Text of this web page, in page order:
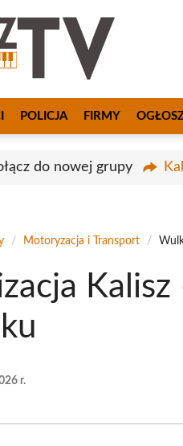
POLICJA FIRMY
do nowej grupy
/ Motoryzacja i Transport /
r.